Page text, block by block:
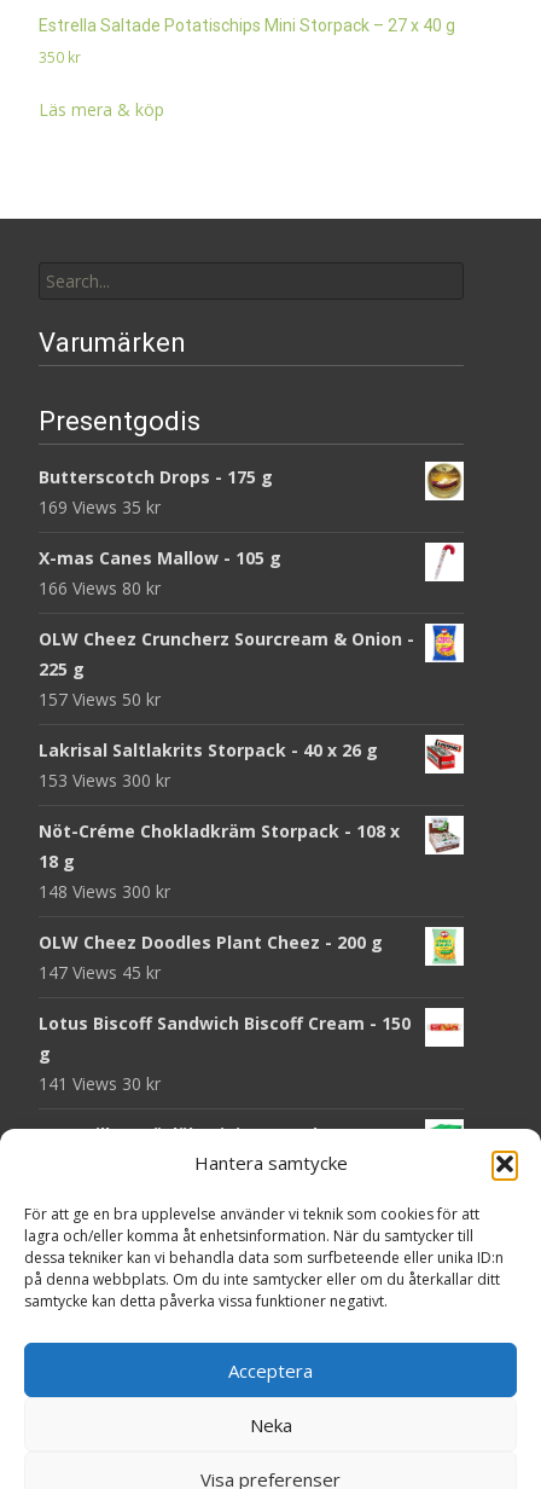
Hantera samtycke
För att ge en bra upplevelse använder vi teknik som cookies för att
lagra och/eller komma åt enhetsinformation. När du samtycker till
dessa tekniker kan vi behandla data som surfbeteende eller unika ID:n
på denna webbplats. Om du inte samtycker eller om du återkallar ditt
samtycke kan detta påverka vissa funktioner negativt.
Acceptera
Neka
Visa preferenser
Estrella Saltade Potatischips Mini Storpack – 27 x 40 g
350 kr
Läs mera & köp
for:
Varumärken
Presentgodis
Butterscotch Drops - 175 g
169 Views 35 kr
X-mas Canes Mallow - 105 g
166 Views 80 kr
OLW Cheez Cruncherz Sourcream & Onion -
225 g
157 Views 50 kr
Lakrisal Saltlakrits Storpack - 40 x 26 g
153 Views 300 kr
Nöt-Créme Chokladkräm Storpack - 108 x
18 g
148 Views 300 kr
OLW Cheez Doodles Plant Cheez - 200 g
147 Views 45 kr
Lotus Biscoff Sandwich Biscoff Cream - 150
g
141 Views 30 kr
OLW Dill & Gräslök Mini Storpack - 20 x 40 g
Pringles Hot Kickin' Sour Cream Chips - 160
g
138 Views50kr